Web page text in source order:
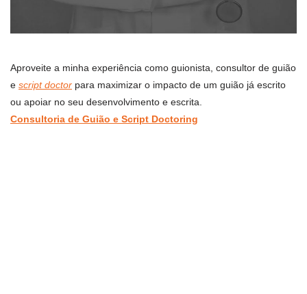
Aproveite a minha experiência como guionista, consultor de guião
e script doctor para maximizar o impacto de um guião já escrito
ou apoiar no seu desenvolvimento e escrita.
Consultoria de Guião e Script Doctoring